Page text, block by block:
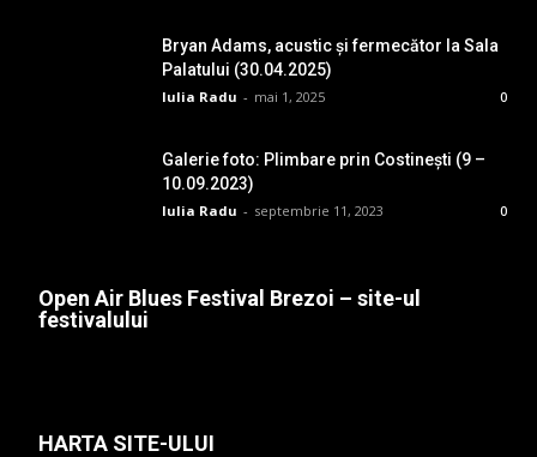
Bryan Adams, acustic și fermecător la Sala
Palatului (30.04.2025)
Iulia Radu - mai 1, 2025 0
Galerie foto: Plimbare prin Costinești (9 –
10.09.2023)
Iulia Radu - septembrie 11, 2023 0
Open Air Blues Festival Brezoi – site-ul
festivalului
HARTA SITE-ULUI